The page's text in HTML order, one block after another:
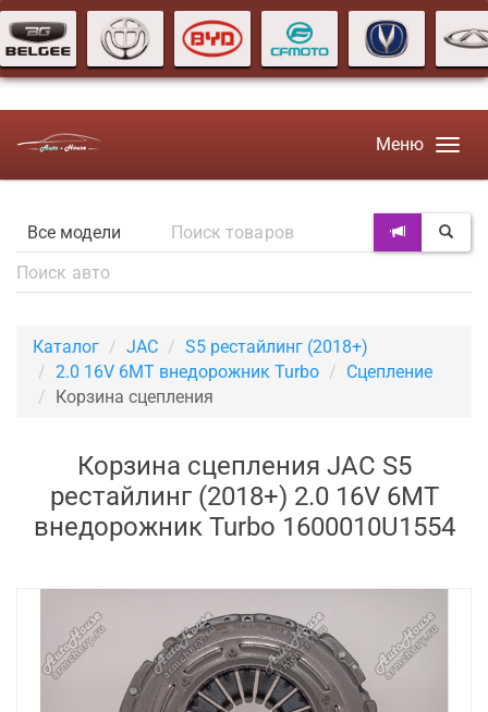
Меню
Каталог JAC
S5 рестайлинг (2018+)
2.0 16V 6MT внедорожник Turbo
Сцепление
Корзина сцепления
Корзина сцепления JAC S5
рестайлинг (2018+) 2.0 16V 6MT
внедорожник Turbo 1600010U1554